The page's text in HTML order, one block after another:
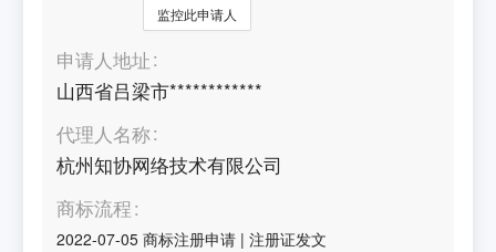
监控此申请人
申请人地址
山西省吕梁市************
代理人名称
杭州知协网络技术有限公司
商标流程
2022-07-05 商标注册申请 |注册证发文